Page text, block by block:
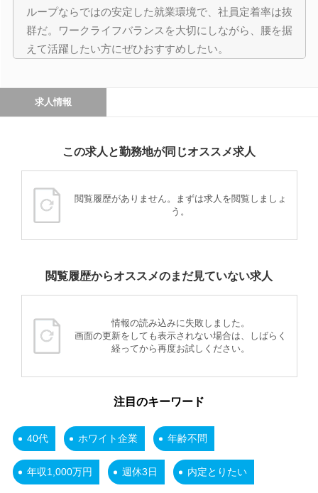
ループならではの安定した就業環境で、社員定着率は抜
群だ。ワークライフバランスを大切にしながら、腰を据
えて活躍したい方にぜひおすすめしたい。
求人情報
この求人と勤務地が同じオススメ求人
閲覧履歴がありません。まずは求人を閲覧しましょ
う。
閲覧履歴からオススメのまだ見ていない求人
情報の読み込みに失敗しました。
画面の更新をしても表示されない場合は、しばらく
経ってから再度お試しください。
注目のキーワード
40代 ホワイト企業 年齢不問
年収1,000万円 週休3日 内定とりたい